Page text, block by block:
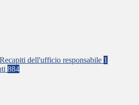
Recapiti dell'ufficio responsabile 1
884